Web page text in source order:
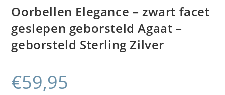
Oorbellen Elegance – zwart facet
geslepen geborsteld Agaat –
geborsteld Sterling Zilver
€59,95